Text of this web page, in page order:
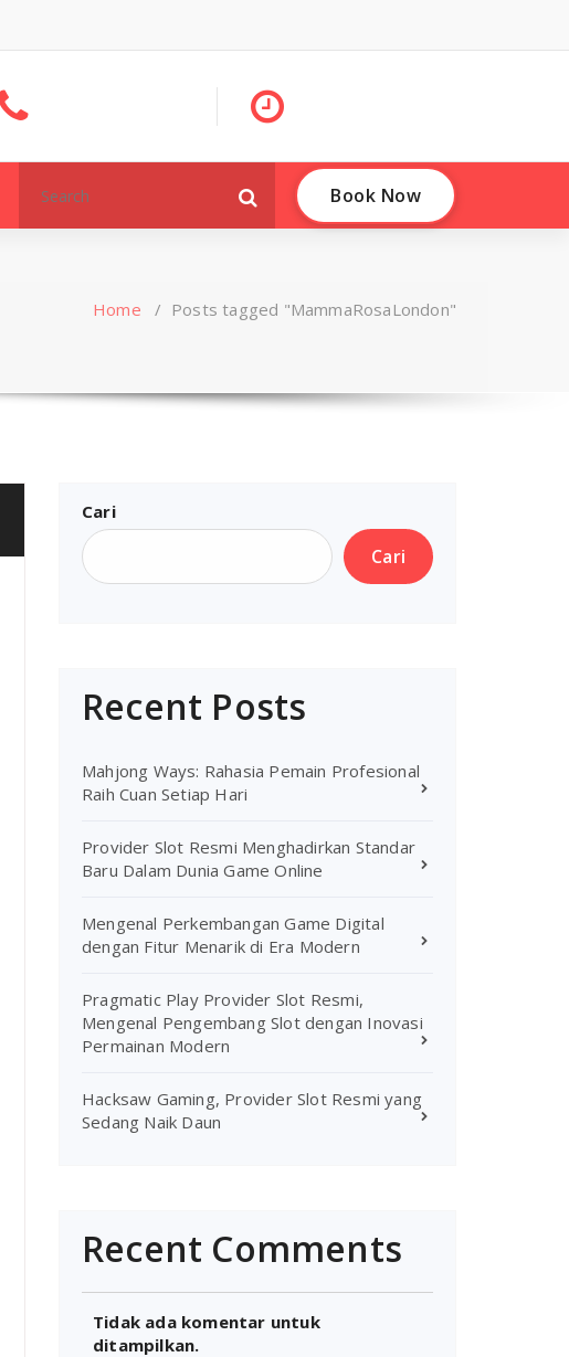
for:
Book Now
Home / Posts tagged "MammaRosaLondon"
Cari
Cari
Recent Posts
Mahjong Ways: Rahasia Pemain Profesional
Raih Cuan Setiap Hari
Provider Slot Resmi Menghadirkan Standar
Baru Dalam Dunia Game Online
Mengenal Perkembangan Game Digital
dengan Fitur Menarik di Era Modern
Pragmatic Play Provider Slot Resmi,
Mengenal Pengembang Slot dengan Inovasi
Permainan Modern
Hacksaw Gaming, Provider Slot Resmi yang
Sedang Naik Daun
Recent Comments
Tidak ada komentar untuk
ditampilkan.